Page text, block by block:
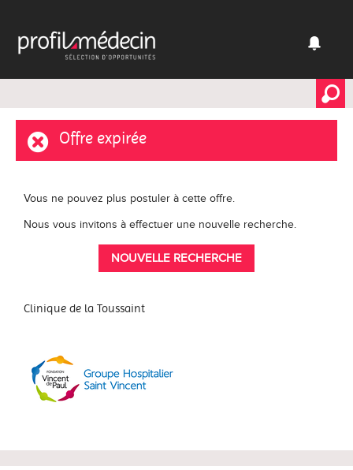
Offre expirée
Vous ne pouvez plus postuler à cette offre.
Nous vous invitons à effectuer une nouvelle recherche.
NOUVELLE RECHERCHE
Clinique de la Toussaint